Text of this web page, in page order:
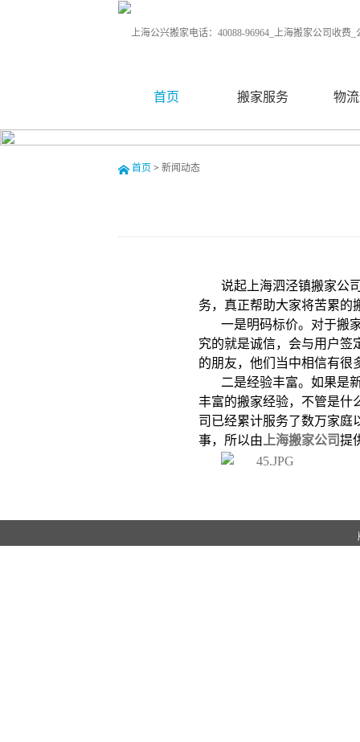
首页 搬家服务 物
首页 > 新闻动态
说起上海泗泾镇搬家公
务，真正帮助大家将苦累的
一是明码标价。对于搬
究的就是诚信，会与用户签
的朋友，他们当中相信有很
二是经验丰富。如果是
丰富的搬家经验，不管是什
司已经累计服务了数万家庭
事，所以由 上海搬家公司 提